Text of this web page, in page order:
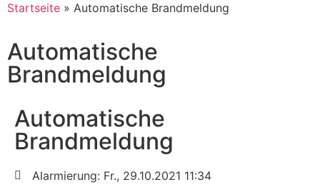
Startseite » Automatische Brandmeldung
Automatische
Brandmeldung
Automatische
Brandmeldung
Alarmierung: Fr., 29.10.2021 11:34